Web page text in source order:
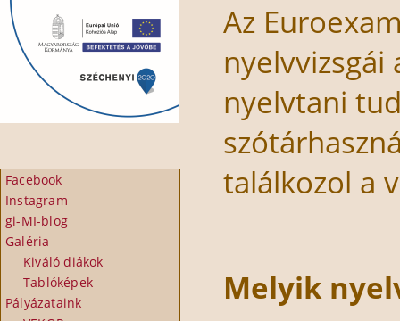
Facebook
Instagram
gi-MI-blog
Galéria
Kiváló diákok
Tablóképek
Pályázataink
Az
nyelvtani
találkozol a
Melyik